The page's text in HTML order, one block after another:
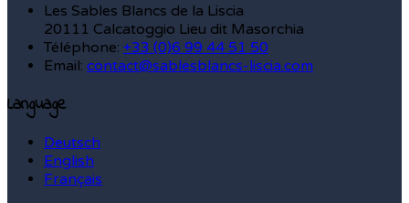
Les Sables Blancs de la Liscia
20111 Calcatoggio Lieu dit Masorchia
Téléphone: +33 (0)6 99 44 51 50
Email: contact@sablesblancs-liscia.com
Language
Deutsch
English
Français